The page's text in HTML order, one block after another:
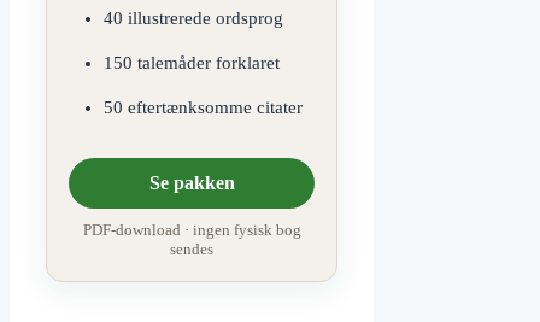
40 illustrerede ordsprog
150 talemåder forklaret
50 eftertænksomme citater
Se pakken
PDF-download · ingen fysisk bog
sendes